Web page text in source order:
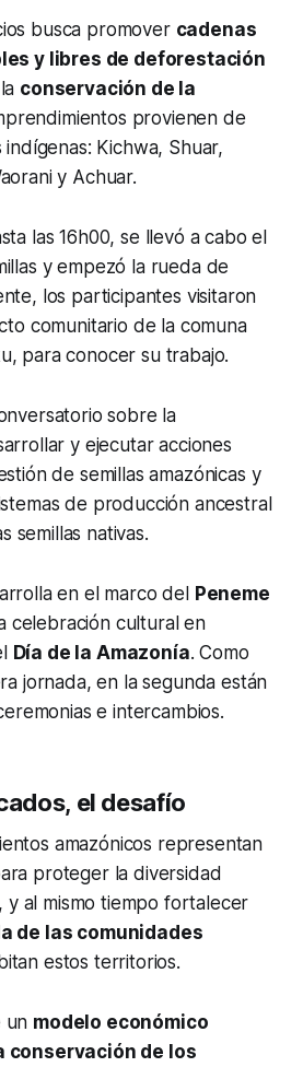
busca promover cadenas
y libres de deforestación
conservación de la
provienen de
indígenas: Kichwa, Shuar,
y Achuar.
las 16h00, se llevó a cabo el
y empezó la rueda de
los participantes visitaron
comunitario de la comuna
para conocer su trabajo.
sobre la
y ejecutar acciones
de semillas amazónicas y
de producción ancestral
semillas nativas.
en el marco del
Peneme
celebración cultural en
Día de la Amazonía. Como
jornada, en la segunda están
e intercambios.
el desafío
amazónicos representan
proteger la diversidad
y al mismo tiempo fortalecer
de las comunidades
estos territorios.
un modelo económico
conservación de los